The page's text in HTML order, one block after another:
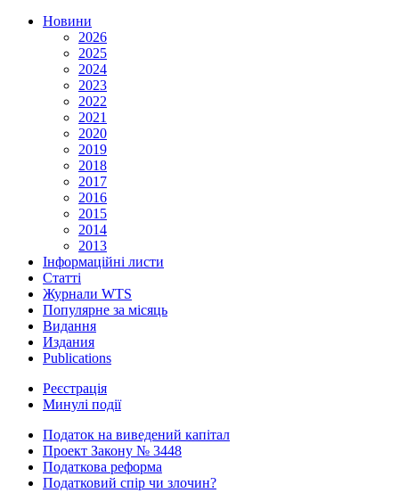
Новини
2026
2025
2024
2023
2022
2021
2020
2019
2018
2017
2016
2015
2014
2013
Інформаційні листи
Статті
Журнали WTS
Популярне за місяць
Видання
Издания
Publications
Реєстрація
Минулі події
Податок на виведений капітал
Проект Закону № 3448
Податкова реформа
Податковий спір чи злочин?